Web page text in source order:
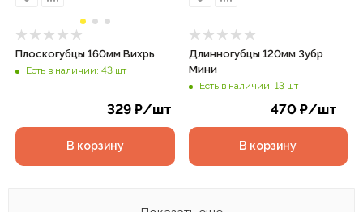
Плоскогубцы 160мм Вихрь
Есть в наличии: 43 шт
329₽/шт
В корзину
Длинногубцы 120мм Зубр
Мини
Есть в наличии: 13 шт
470 ₽/шт
В корзину